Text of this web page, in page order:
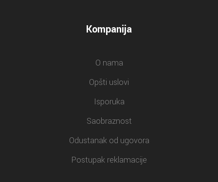
Kompanija
O nama
Opšti uslovi
Isporuka
Saobraznost
Odustanak od ugovora
Postupak reklamacije